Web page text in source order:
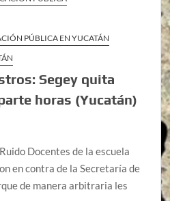
PÚBLICA EN YUCATÁN
Segey quita
horas (Yucatán)
Docentes de la escuela
en contra de la Secretaría de
de manera arbitraria les